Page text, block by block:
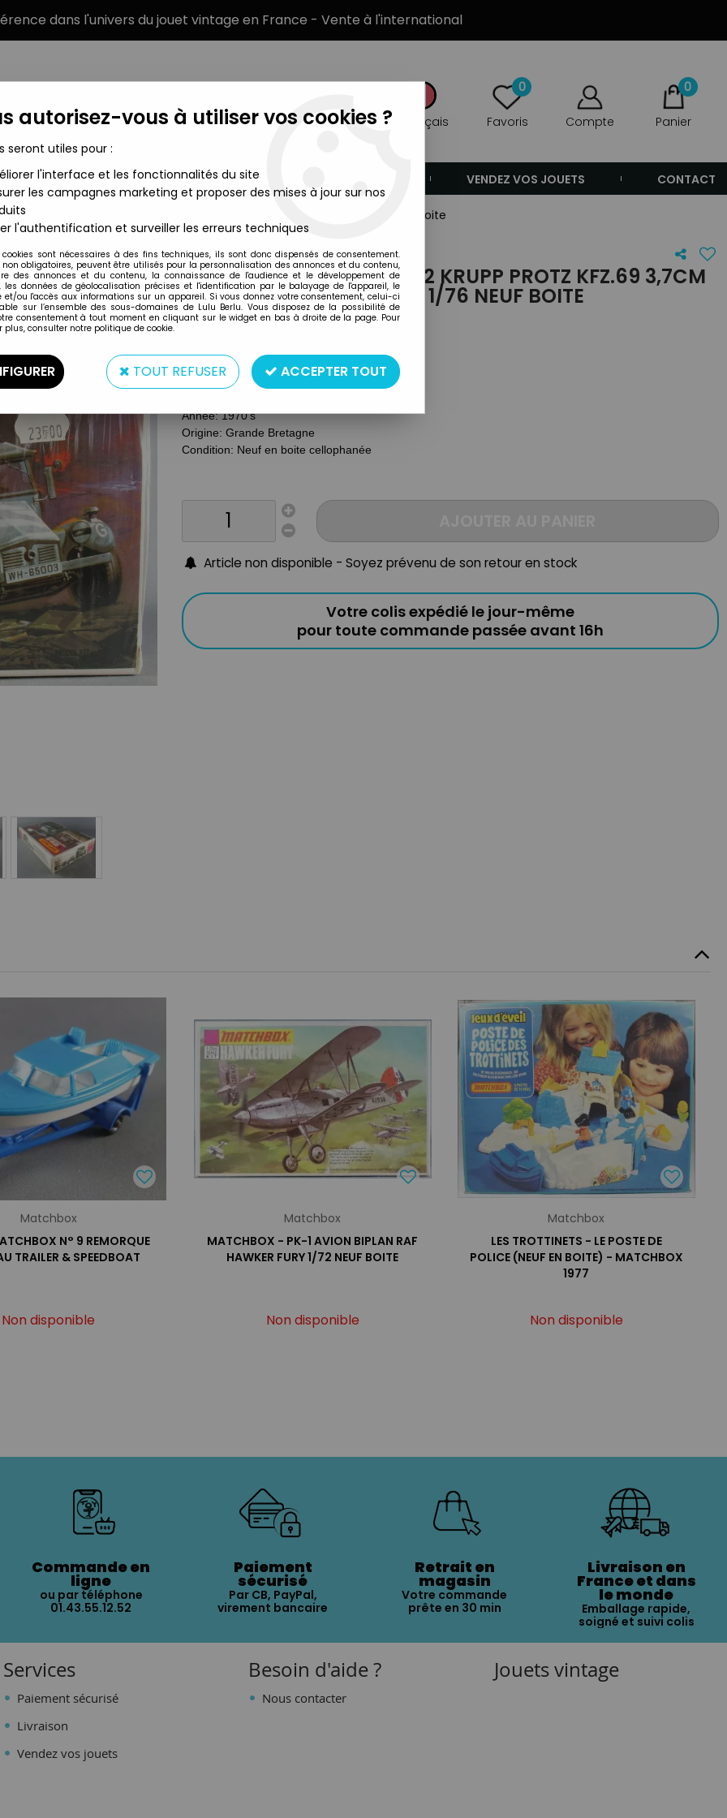
dans l'univers du jouet vintage en France - Vente à l'international
Français
0
Favoris Compte
0
Panier
MARQUES TYPE DE PRODUIT VENDEZ VOS JOUETS CONTACT
- PK-88 WW2 Krupp Protz Kfz.69 3,7cm Panzerabwehrkanone 1/76 Neuf Boite
Matchbox
MATCHBOX - PK-88 WW2 KRUPP PROTZ KFZ.69 3,7CM
PANZERABWEHRKANONE 1/76 NEUF BOITE
Type: Maquette
Matière: Plastique
Année: 1970's
Origine: Grande Bretagne
Condition: Neuf en boite cellophanée
Article non disponible - Soyez prévenu de son retour en stock
Votre colis expédié le jour-même
pour toute commande passée avant 16h
Matchbox
N° 9 REMORQUE
TRAILER & SPEEDBOAT
Non disponible
Matchbox
MATCHBOX - PK-1 AVION BIPLAN RAF
HAWKER FURY 1/72 NEUF BOITE
Non disponible
Matchbox
LES TROTTINETS - LE POSTE DE
POLICE (NEUF EN BOITE) - MATCHBOX
1977
Non disponible
Commande en
ligne
ou par téléphone
01.43.55.12.52
Paiement
sécurisé
Par CB, PayPal,
virement bancaire
Retrait en
magasin
Votre commande
prête en 30 min
Livraison en
France et dans
le monde
Emballage rapide,
soigné et suivi colis
Services
Paiement sécurisé
Livraison
Vendez vos jouets
Besoin d'aide ?
Nous contacter
Jouets vintage
autorisez-vous à utiliser vos cookies ?
seront utiles pour :
l'interface et les fonctionnalités du site
les campagnes marketing et proposer des mises à jour sur nos
l'authentification et surveiller les erreurs techniques
cookies sont nécessaires à des fins techniques, ils sont donc dispensés de consentement.
non obligatoires, peuvent être utilisés pour la personnalisation des annonces et du contenu,
des annonces et du contenu, la connaissance de l'audience et le développement de
les données de géolocalisation précises et l'identification par le balayage de l'appareil, le
et/ou l'accès aux informations sur un appareil. Si vous donnez votre consentement, celui-ci
sur l’ensemble des sous-domaines de Lulu Berlu. Vous disposez de la possibilité de
consentement à tout moment en cliquant sur le widget en bas à droite de la page. Pour
plus, consulter notre politique de cookie.
TOUT REFUSER ACCEPTER TOUT